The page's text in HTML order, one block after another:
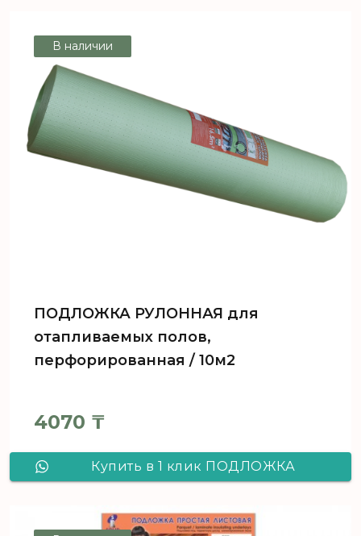
В наличии
ПОДЛОЖКА РУЛОННАЯ для
отапливаемых полов,
перфорированная / 10м2
4070 ₸
Купить в 1 клик ПОДЛОЖКА
полов, перфорированная / 10м2